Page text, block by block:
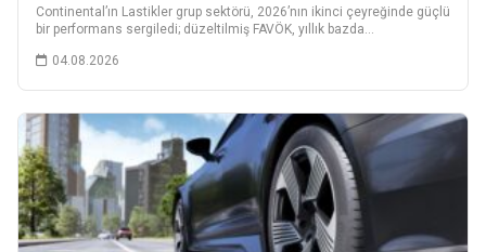
Continental’ın Lastikler grup sektörü, 2026’nın ikinci çeyreğinde güçlü
bir performans sergiledi; düzeltilmiş FAVÖK, yıllık bazda…
04.08.2026